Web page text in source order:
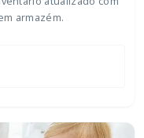
armazém.